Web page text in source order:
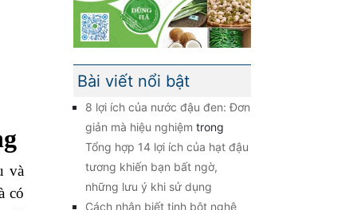
và
có
Bài viết nổi bật
8 lợi ích của nước đậu đen: Đơn
giản mà hiệu nghiệm trong
Tổng hợp 14 lợi ích của hạt đậu
tương khiến bạn bất ngờ,
những lưu ý khi sử dụng
Cách nhận biết tinh bột nghệ